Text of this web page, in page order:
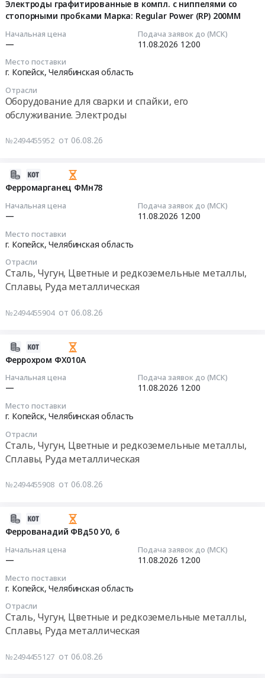
Электроды графитированные в компл. с ниппелями со
стопорными пробками Марка: Regular Power (RP) 200ММ
Начальная цена
—
Подача заявок до (МСК)
11.08.2026 12:00
Место поставки
г. Копейск,Челябинская область
Отрасли
Оборудование для сварки и спайки, его
обслуживание. Электроды
№2494455952 от 06.08.26
Ферромарганец ФМн78
Начальная цена
—
Подача заявок до (МСК)
11.08.2026 12:00
Место поставки
г. Копейск,Челябинская область
Отрасли
Сталь, Чугун, Цветные и редкоземельные металлы,
Сплавы, Руда металлическая
№2494455904 от 06.08.26
Феррохром ФХ010А
Начальная цена
—
Подача заявок до (МСК)
11.08.2026 12:00
Место поставки
г. Копейск,Челябинская область
Отрасли
Сталь, Чугун, Цветные и редкоземельные металлы,
Сплавы, Руда металлическая
№2494455908 от 06.08.26
Феррованадий ФВд50 У0, 6
Начальная цена
—
Подача заявок до (МСК)
11.08.2026 12:00
Место поставки
г. Копейск,Челябинская область
Отрасли
Сталь, Чугун, Цветные и редкоземельные металлы,
Сплавы, Руда металлическая
№2494455127 от 06.08.26